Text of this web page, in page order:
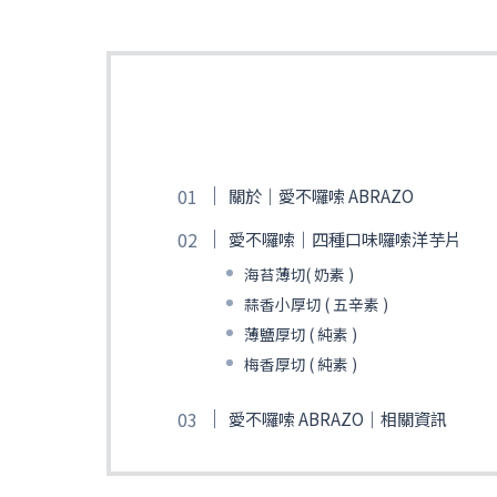
關於｜愛不囉嗦 ABRAZO
愛不囉嗦｜四種口味囉嗦洋芋片
海苔薄切( 奶素 )
蒜香小厚切 ( 五辛素 )
薄鹽厚切 ( 純素 )
梅香厚切 ( 純素 )
愛不囉嗦 ABRAZO｜相關資訊